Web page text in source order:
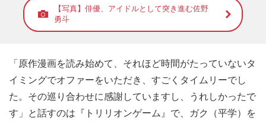
【写真】俳優、アイドルとして突き進む佐野
勇斗
「原作漫画を読み始めて、それほど時間がたっていないタ
イミングでオファーをいただき、すごくタイムリーでし
た。その巡り合わせに感謝していますし、うれしかったで
す」と話すのは『トリリオンゲーム』で、ガク（平学）を